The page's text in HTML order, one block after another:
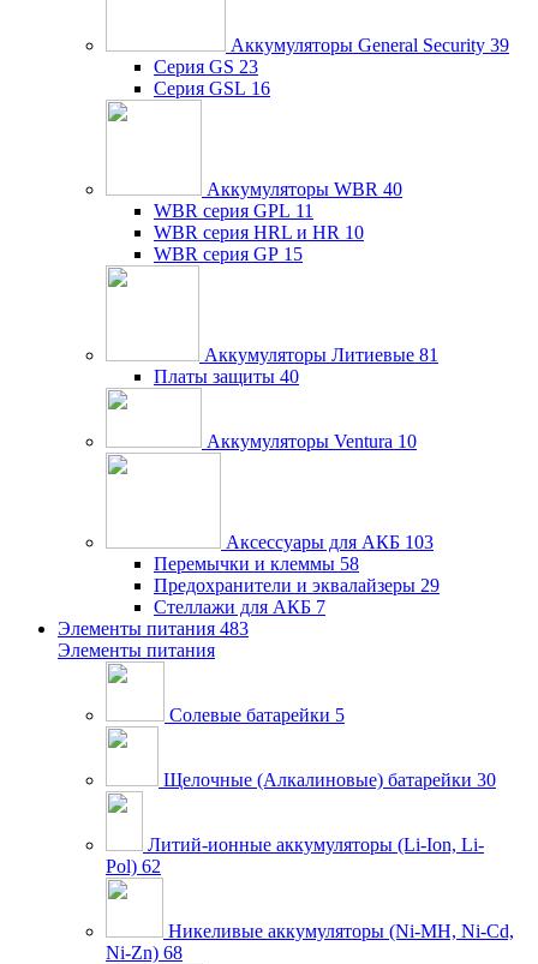
Аккумуляторы General Security 39
Серия GS 23
Серия GSL 16
Аккумуляторы WBR 40
WBR серия GPL 11
WBR серия HRL и HR 10
WBR серия GP 15
Аккумуляторы Литиевые 81
Платы защиты 40
Аккумуляторы Ventura 10
Аксессуары для АКБ 103
Перемычки и клеммы 58
Предохранители и эквалайзеры 29
Стеллажи для АКБ 7
Элементы питания 483
Элементы питания
Солевые батарейки 5
Щелочные (Алкалиновые) батарейки 30
Литий-ионные аккумуляторы (Li-Ion, Li-
Pol) 62
Никеливые аккумуляторы (Ni-MH, Ni-Cd,
Ni-Zn) 68